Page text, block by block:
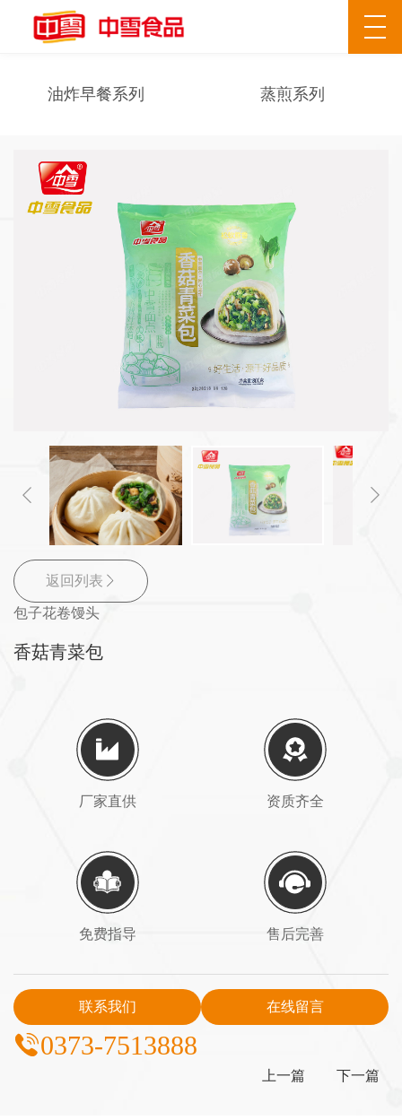
油炸早餐系列 蒸煎系列
返回列表
包子花卷馒头
香菇青菜包
厂家直供 资质齐全
免费指导 售后完善
联系我们 在线留言
0373-7513888
上一篇 下一篇